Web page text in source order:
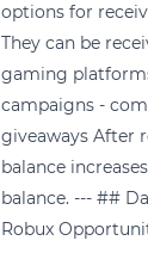
options for
They can be
gaming
campaigns -
giveaways After
balance
balance. --- ##
Robux